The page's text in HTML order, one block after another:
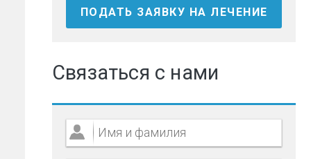
ПОДАТЬ ЗАЯВКУ НА ЛЕЧЕНИЕ
Связаться с нами